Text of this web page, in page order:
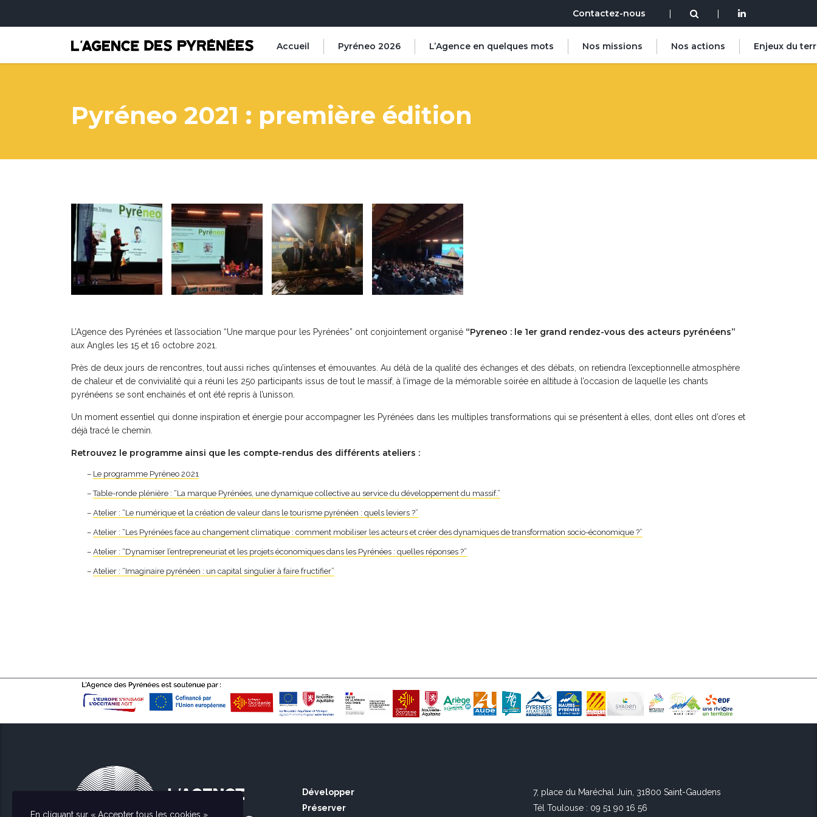
Contactez-nous | |
Accueil Pyréneo 2026 L’Agence en quelques mots Nos missions Nos actions Enjeux du
Pyréneo 2021 : première édition
L’Agence des Pyrénées et l’association “Une marque pour les Pyrénées” ont conjointement organisé “Pyreneo : le 1er grand rendez-vous des acteurs pyrénéens”
aux Angles les 15 et 16 octobre 2021.
Près de deux jours de rencontres, tout aussi riches qu’intenses et émouvantes. Au délà de la qualité des échanges et des débats, on retiendra l’exceptionnelle atmosphère
de chaleur et de convivialité qui a réuni les 250 participants issus de tout le massif, à l’image de la mémorable soirée en altitude à l’occasion de laquelle les chants
pyrénéens se sont enchainés et ont été repris à l’unisson.
Un moment essentiel qui donne inspiration et énergie pour accompagner les Pyrénées dans les multiples transformations qui se présentent à elles, dont elles ont d’ores et
déjà tracé le chemin.
Retrouvez le programme ainsi que les compte-rendus des différents ateliers :
– Le programme Pyréneo 2021
–Table-ronde plénière : “La marque Pyrénées, une dynamique collective au service du développement du massif.”
– Atelier : “Le numérique et la création de valeur dans le tourisme pyrénéen : quels leviers ?”
– Atelier : “Les Pyrénées face au changement climatique : comment mobiliser les acteurs et créer des dynamiques de transformation socio-économique ?”
– Atelier : “Dynamiser l’entrepreneuriat et les projets économiques dans les Pyrénées : quelles réponses ?”
– Atelier : “Imaginaire pyrénéen : un capital singulier à faire fructifier”
Développer
Préserver
7, place du Maréchal Juin, 31800 Saint-Gaudens
Tél Toulouse : 09 51 90 16 56
En cliquant sur « Accepter tous les cookies »,